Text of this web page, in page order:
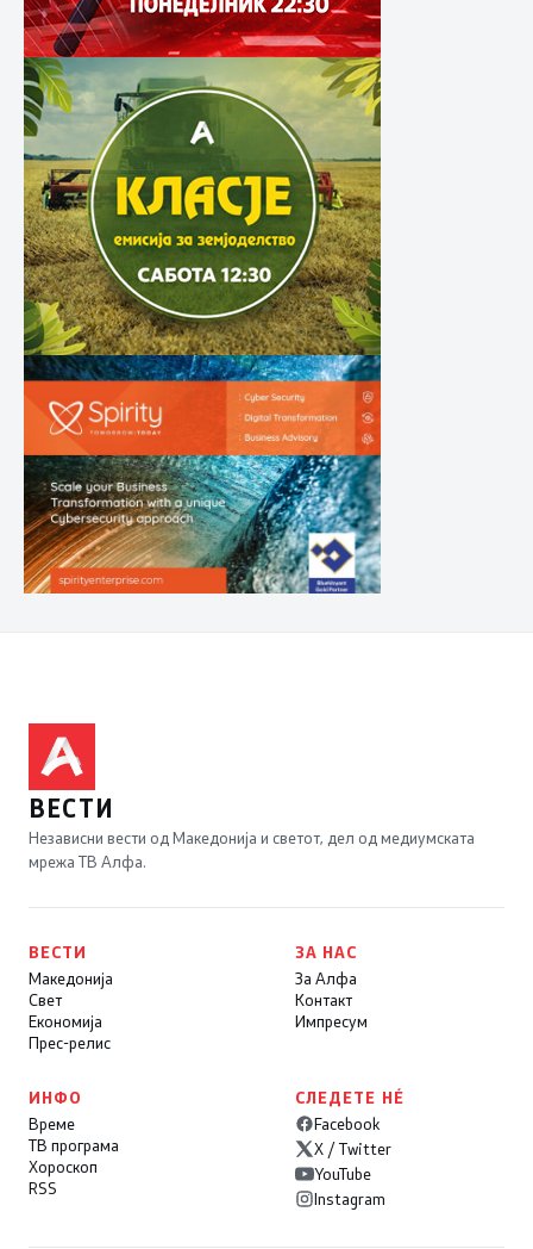
ВЕСТИ
Независни вести од Македонија и светот, дел од медиумската
мрежа ТВ Алфа.
ВЕСТИ
Македонија
Свет
Економија
Прес-релис
ЗА НАС
За Алфа
Контакт
Импресум
ИНФО
Време
ТВ програма
Хороскоп
RSS
СЛЕДЕТЕ НÉ
Facebook
X / Twitter
YouTube
Instagram